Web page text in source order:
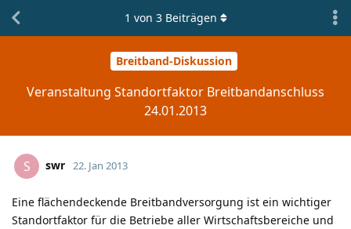
Breitband-Diskussion
Veranstaltung Standortfaktor Breitbandanschluss
24.01.2013
1 von 3Beiträgen
S swr 22. Jan 2013
Eine flächendeckende Breitbandversorgung ist ein wichtiger
Standortfaktor für die Betriebe aller Wirtschaftsbereiche und